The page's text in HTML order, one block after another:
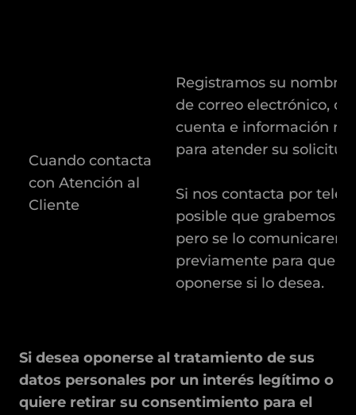
Cuando contacta
con Atención al
Cliente
Registramos su
de correo electrónico,
cuenta e información
para atender su
Si nos contacta por
posible que grabemos
pero se lo
previamente para que
oponerse si lo desea.
Si desea oponerse al tratamiento de sus
datos personales por un interés legítimo o
quiere retirar su consentimiento para el